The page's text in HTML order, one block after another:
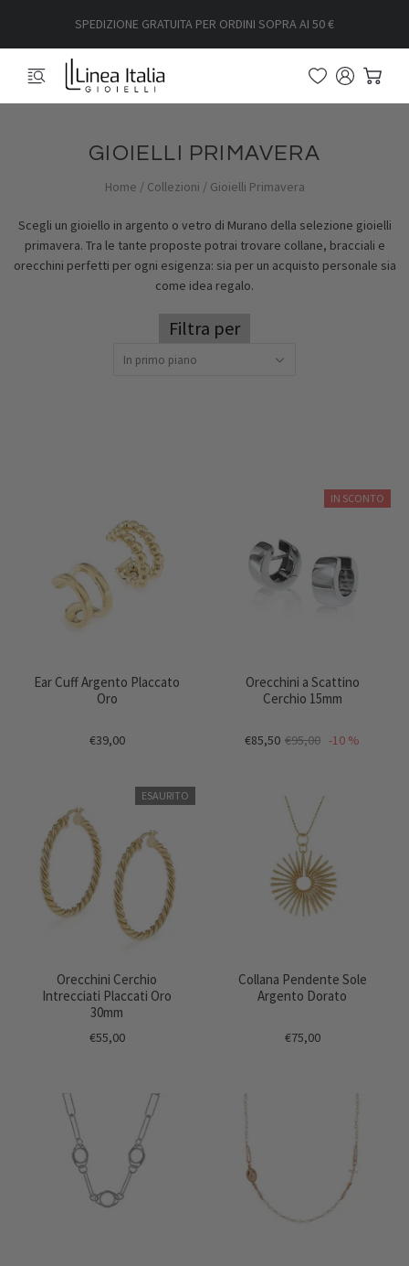
SPEDIZIONE GRATUITA PER ORDINI SOPRA AI 50 €
GIOIELLI PRIMAVERA
Home / Collezioni / Gioielli Primavera
Scegli un gioiello in argento o vetro di Murano della selezione gioielli
primavera. Tra le tante proposte potrai trovare collane, bracciali e
orecchini perfetti per ogni esigenza: sia per un acquisto personale sia
come idea regalo.
Filtra per
In primo piano
Ear Cuff Argento Placcato
Oro
€39,00
IN SCONTO
Orecchini a Scattino
Cerchio 15mm
€85,50 €95,00 -10 %
ESAURITO
Orecchini Cerchio
Intrecciati Placcati Oro
30mm
€55,00
Collana Pendente Sole
Argento Dorato
€75,00